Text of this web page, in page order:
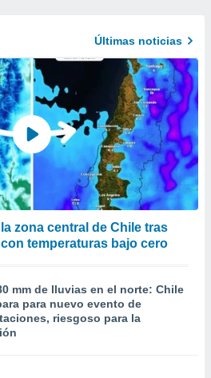
Últimas noticias
zona central de Chile tras
temperaturas bajo cero
mm de lluvias en el norte: Chile
para nuevo evento de
riesgoso para la